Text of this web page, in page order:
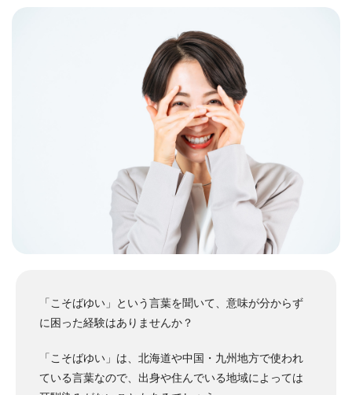
「こそばゆい」という言葉を聞いて、意味が分からず
に困った経験はありませんか？
「こそばゆい」は、北海道や中国・九州地方で使われ
ている言葉なので、出身や住んでいる地域によっては